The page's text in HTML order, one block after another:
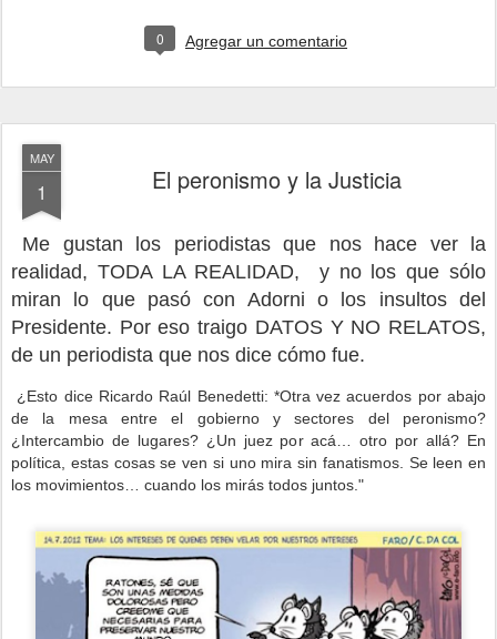
0 Agregar un comentario
MAY
1 El peronismo y la Justicia
Me gustan los periodistas que nos hace ver la
realidad, TODA LA REALIDAD, y no los que sólo
miran lo que pasó con Adorni o los insultos del
Presidente. Por eso traigo DATOS Y NO RELATOS,
de un periodista que nos dice cómo fue.
¿Esto dice Ricardo Raúl Benedetti: *Otra vez acuerdos por abajo
de la mesa entre el gobierno y sectores del peronismo?
¿Intercambio de lugares? ¿Un juez por acá… otro por allá? En
política, estas cosas se ven si uno mira sin fanatismos. Se leen en
los movimientos… cuando los mirás todos juntos."